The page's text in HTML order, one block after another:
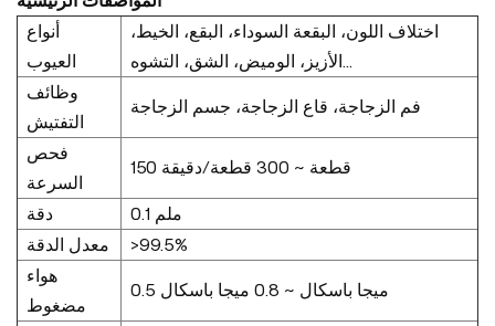
أنواع
العيوب
اختلاف اللون، البقعة السوداء، البقع، الخيط،
الأزيز، الوميض، الشق، التشوه...
وظائف
التفتيش
فم الزجاجة، قاع الزجاجة، جسم الزجاجة
فحص
السرعة
150 قطعة ~ 300 قطعة/دقيقة
دقة
0.1 ملم
معدل الدقة
>99.5%
هواء
مضغوط
0.5 ميجا باسكال ~ 0.8 ميجا باسكال